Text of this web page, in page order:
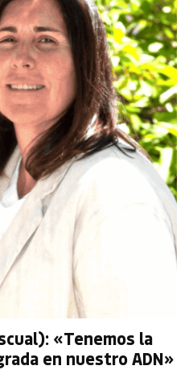
«Tenemos la
en nuestro ADN»